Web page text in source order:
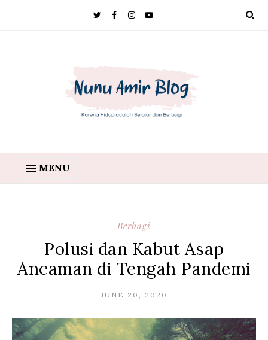
MENU
Berbagi
Polusi dan Kabut Asap
Ancaman di Tengah Pandemi
JUNE 20, 2020